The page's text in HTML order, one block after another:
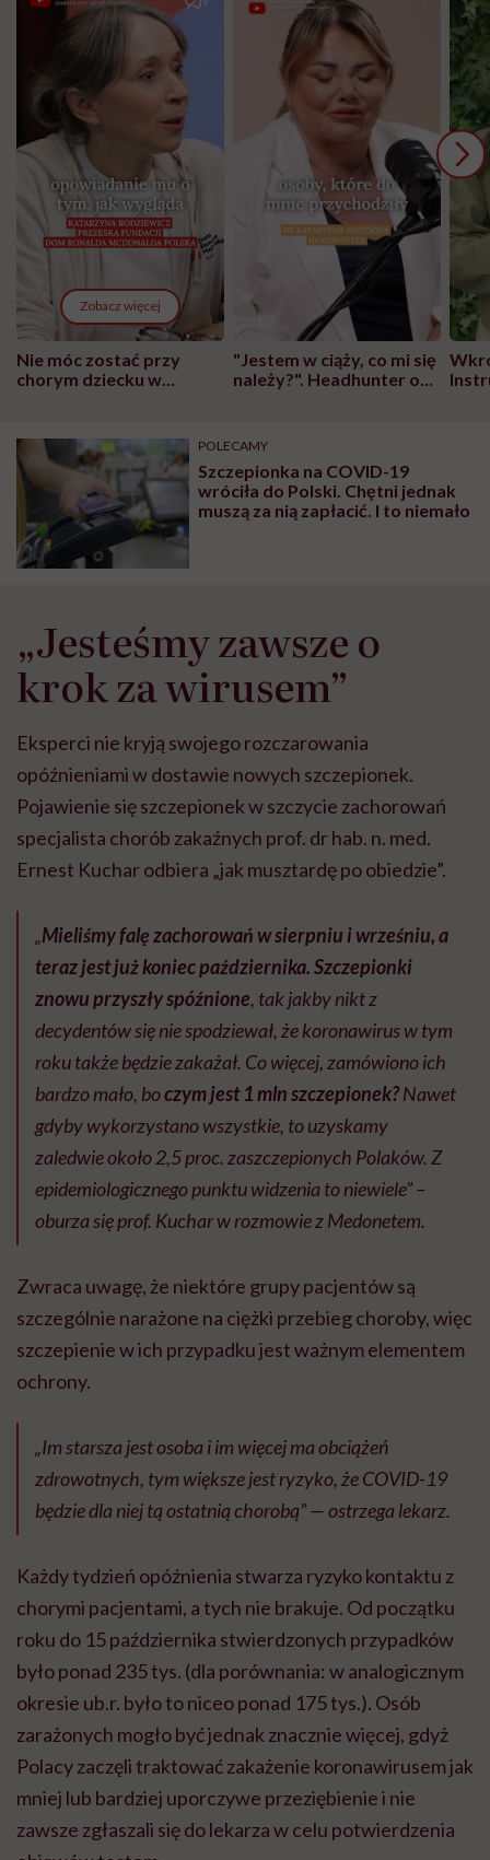
Zobacz więcej
Nie móc zostać przy
chorym dziecku w
może chyba tylko
głupota i brak
wyobraźni"
"Jestem w ciąży, co mi się
należy?". Headhunter o
pracy
POLECAMY
Szczepionka na COVID-19
wróciła do Polski. Chętni jednak
muszą za nią zapłacić. I to niemało
„Jesteśmy zawsze o
krok za wirusem”
Eksperci nie kryją swojego rozczarowania
opóźnieniami w dostawie nowych szczepionek.
Pojawienie się szczepionek w szczycie zachorowań
specjalista chorób zakaźnych prof. dr hab. n. med.
Ernest Kuchar odbiera „jak musztardę po obiedzie”.
„Mieliśmy falę zachorowań w sierpniu i wrześniu, a
teraz jest już koniec października. Szczepionki
znowu przyszły spóźnione, tak jakby nikt z
decydentów się nie spodziewał, że koronawirus w tym
roku także będzie zakażał. Co więcej, zamówiono ich
bardzo mało, boczym jest 1 mln szczepionek?Nawet
gdyby wykorzystano wszystkie, to uzyskamy
zaledwie około 2,5 proc. zaszczepionych Polaków. Z
epidemiologicznego punktu widzenia to niewiele” –
oburza się prof. Kuchar w rozmowie z Medonetem.
Zwraca uwagę, że niektóre grupy pacjentów są
szczególnie narażone na ciężki przebieg choroby, więc
szczepienie w ich przypadku jest ważnym elementem
ochrony.
„Im starsza jest osoba i im więcej ma obciążeń
zdrowotnych, tym większe jest ryzyko, że COVID-19
będzie dla niej tą ostatnią chorobą” — ostrzega lekarz.
Każdy tydzień opóźnienia stwarza ryzyko kontaktu z
chorymi pacjentami, a tych nie brakuje. Od początku
roku do 15 października stwierdzonych przypadków
było ponad 235 tys. (dla porównania: w analogicznym
okresie ub.r. było to niceo ponad 175 tys.). Osób
zarażonych mogło być jednak znacznie więcej, gdyż
Polacy zaczęli traktować zakażenie koronawirusem jak
mniej lub bardziej uporczywe przeziębienie i nie
zawsze zgłaszali się do lekarza w celu potwierdzenia